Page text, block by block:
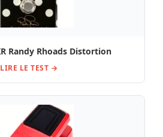
Randy Rhoads Distortion
LIRE LE TEST →